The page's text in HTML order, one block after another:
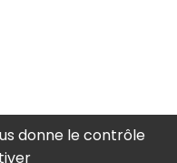
légales-Réalisé par Tokiz
son site internet
donne le contrôle